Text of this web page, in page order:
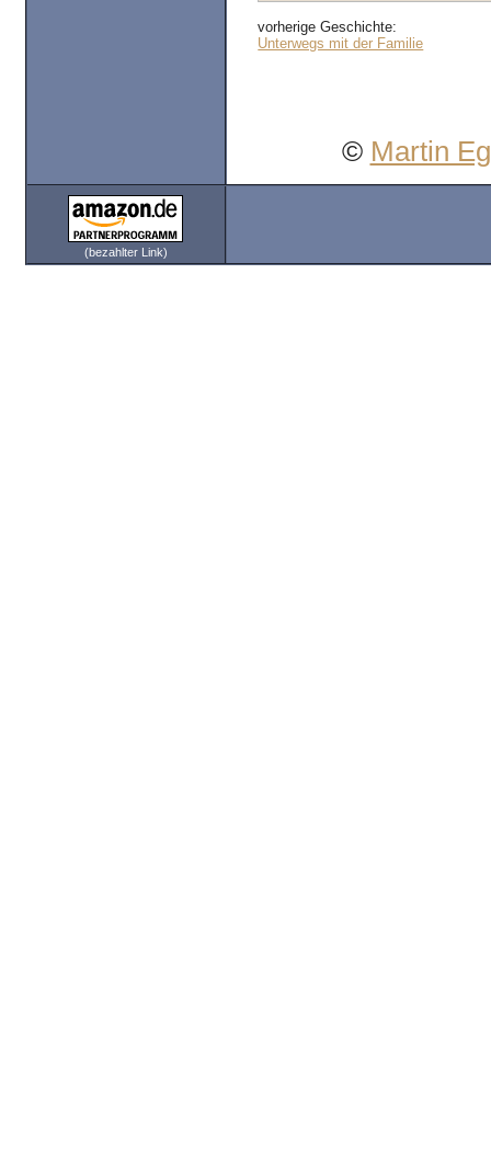
vorherige Geschichte:
Unterwegs mit der Familie
© Martin
(bezahlter Link)